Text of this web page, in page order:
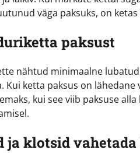
väga paksuks, on
paksust
nähtud minimaalne lubatud
Kui ketta paksus on
kui see viib paksuse
ja klotsid